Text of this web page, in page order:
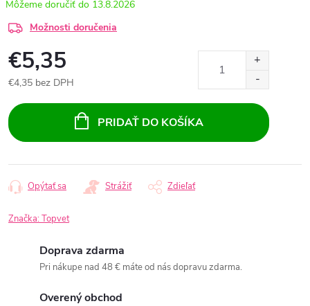
13.8.2026
Možnosti doručenia
€5,35
€4,35 bez DPH
cena:
PRIDAŤ DO KOŠÍKA
Opýtať sa Strážiť Zdieľať
Značka:Topvet
Doprava zdarma
Pri nákupe nad 48 € máte od nás dopravu zdarma.
Overený obchod